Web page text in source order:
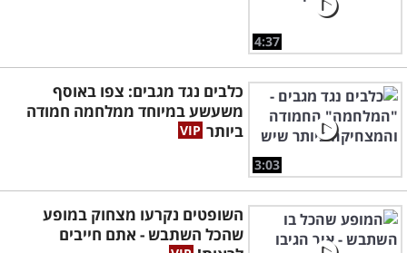
4:37
3:03
כלבים נגד מגבים: צפו באוסף
משעשע במיוחד ממלחמה חמודה
ביותר
השופטים נקרעו מצחוק במופע
שהכל השתבש - אתם חייבים